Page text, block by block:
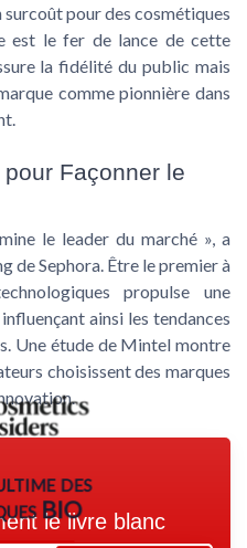
pour des cosmétiques
est le fer de lance de cette
la fidélité du public mais
comme pionnière dans
Façonner le
le leader du marché », a
de Sephora. Être le premier à
propulse une
ainsi les tendances
Une étude de Mintel montre
choisissent des marques
des
BIO
le livre blanc